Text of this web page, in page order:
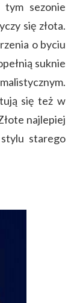
sezonie
się złota.
o byciu
suknie
się też w
najlepiej
starego